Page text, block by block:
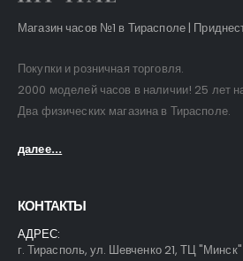
Магазин часов №1 в Тирасполе |
Покупки и розничная торговля.
2000 моделей часов в наличии! 25 лет
Два физических магазина в Тирасполе.
далее...
КОНТАКТЫ
АДРЕС:
г. Тирасполь, ул. Шевченко 21, ТЦ